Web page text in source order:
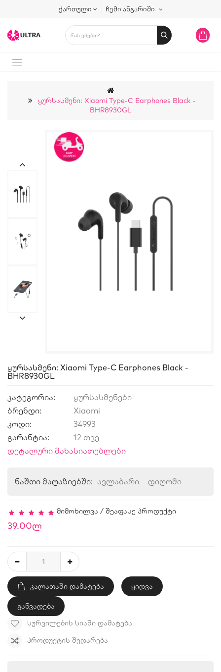
ქართული ჩემი ანგარიში
Ყურსასმენი: Xiaomi Type-C Earphones Black -
BHR8930GL
Ყურსასმენი: Xiaomi Type-C Earphones Black -
BHR8930GL
კატეგორია:
ყურსასმენები
ბრენდი:
Xiaomi
კოდი:
34993
გარანტია:
12 თვე
დეტალური მახასიათებლები
ნაშთი მაღაზიებში: ავლაბარი დიღომი
მიმოხილვა / შეაფასე პროდუქტი
39.00ლ
ᲙᲐᲚᲐᲗᲐᲨᲘ ᲓᲐᲛᲐᲢᲔᲑᲐ ყიდვა
განვადება
ᲡᲣᲠᲕᲘᲚᲔᲑᲘᲡ ᲡᲘᲐᲨᲘ ᲓᲐᲛᲐᲢᲔᲑᲐ
ᲞᲠᲝᲓᲣᲥᲢᲘᲡ ᲨᲔᲓᲐᲠᲔᲑᲐ